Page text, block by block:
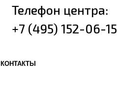
Телефон центра:
+7 (495) 152-06-15
КОНТАКТЫ